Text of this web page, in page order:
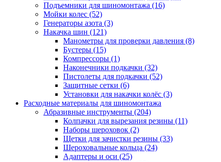
Подъемники для шиномонтажа (16)
Мойки колес (52)
Генераторы азота (3)
Накачка шин (121)
Манометры для проверки давления (8)
Бустеры (15)
Компрессоры (1)
Наконечники подкачки (32)
Пистолеты для подкачки (52)
Защитные сетки (6)
Установки для накачки колёс (3)
Расходные материалы для шиномонтажа
Абразивные инструменты (204)
Колпачки для вырезания резины (11)
Наборы шероховок (2)
Щетки для зачистки резины (33)
Шероховальные кольца (24)
Адаптеры и оси (25)